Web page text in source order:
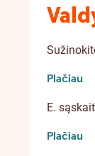
Plačiau
E.
Plačiau